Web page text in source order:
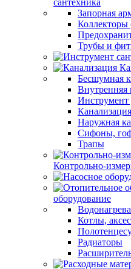
сантехника
Запорная
Коллекторы
Трубы и
Бесшумная
Внутренняя
Инструмент
Наружная
Сифоны,
Трапы
Контрольно-
оборудование
Котлы,
Радиаторы